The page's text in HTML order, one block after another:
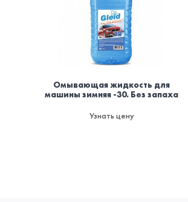
Омывающая жидкость для
машины зимняя -30. Без запаха
Узнать цену